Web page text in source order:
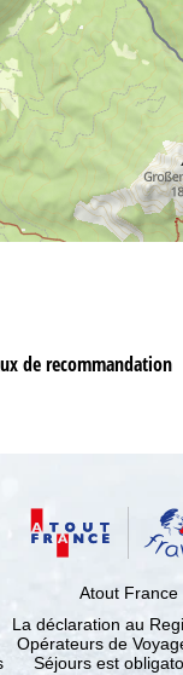
de recommandation
Atout France
La déclaration au
Opérateurs de
Séjours est